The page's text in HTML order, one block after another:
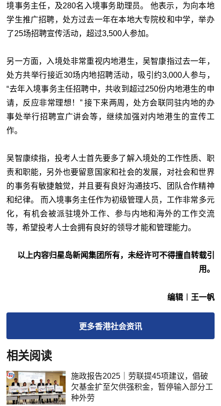
境事务主任，及280名入境事务助理员。 他表示，为向本地
学生推广招聘，处方过去一年在本地大专院校和中学，举办
了25场招聘宣传活动，超过3,500人参加。
另一方面，入境处非常重视内地港生，吴智康指过去一年，
处方共举行接近30场内地招聘活动，吸引约3,000人参与，
“去年入境事务主任招聘中，共收到超过250份内地港生的申
请，反应非常理想！” 接下来两周，处方会联同驻内地的办
事处举行招聘宣广讲会等，继续加强对内地港生的宣传工
作。
吴智康续指，投考人士首先要多了解入境处的工作性质、职
责和职能，另外也要留意国家和社会的发展，对社会和世界
的事务有敏捷触觉，并且要有良好沟通技巧、团队合作精神
和纪律。 而入境事务主任作为初级管理人员，工作非常多元
化，有机会被派驻境外工作、参与内地和海外的工作交流
等，希望投考人士会拥有良好的领导才能和管理能力。
以上内容归星岛新闻集团所有，未经许可不得擅自转载引
用。
编辑︱王一帆
更多香港社会资讯
相关阅读
施政报告2025｜劳联提45项建议，倡破
欠基金扩至欠供强积金，暂停输入部分工
种外劳